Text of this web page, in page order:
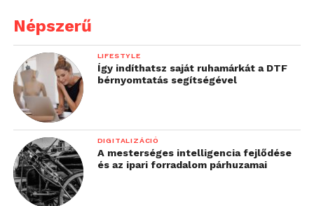
Népszerű
LIFESTYLE
Így indíthatsz saját ruhamárkát a DTF
bérnyomtatás segítségével
DIGITALIZÁCIÓ
A mesterséges intelligencia fejlődése
és az ipari forradalom párhuzamai